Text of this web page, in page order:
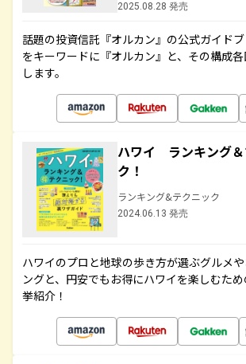
2025.08.28 発売
話題の投資信託『オルカン』の公式ガイドブ
をキーワードに『オルカン』と、その構成
します。
ハワイ ランキング＆
ク！
ランキング&テクニック
2024.06.13 発売
ハワイのプロと地球の歩き方が選ぶグルメ
ングと、円安でもお得にハワイを楽しむた
挙紹介！